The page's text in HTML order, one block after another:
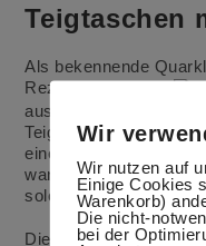
Teigtaschen
Als bekennende
Rezept mit Quark
ausprobieren und es
Teigtaschen sind
einen heißen
wann es wieder kälter
solche Rezepte auch
Die Füllung kann man
Wir
Wir nutzen auf
Einige Cookies
Warenkorb)
Die nicht-
bei der